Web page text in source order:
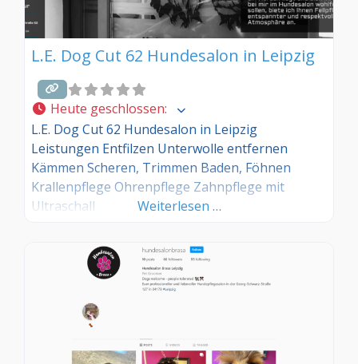
L.E. Dog Cut 62 Hundesalon in Leipzig
Heute geschlossen:
L.E. Dog Cut 62 Hundesalon in Leipzig
Leistungen Entfilzen Unterwolle entfernen
Kämmen Scheren, Trimmen Baden, Föhnen
Krallenpflege Ohrenpflege Zahnpflege mit
Ultraschall
Weiterlesen …